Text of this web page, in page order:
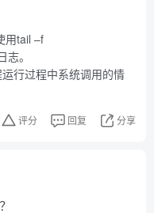
用tail –f
。
行过程中系统调用的情
评分 回复 分享